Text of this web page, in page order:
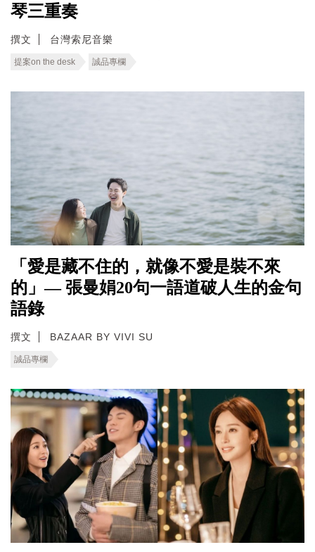
琴三重奏
撰文 台灣索尼音樂
提案on the desk 誠品專欄
「愛是藏不住的，就像不愛是裝不來
的」— 張曼娟20句一語道破人生的金句
語錄
撰文 BAZAAR BY VIVI SU
誠品專欄